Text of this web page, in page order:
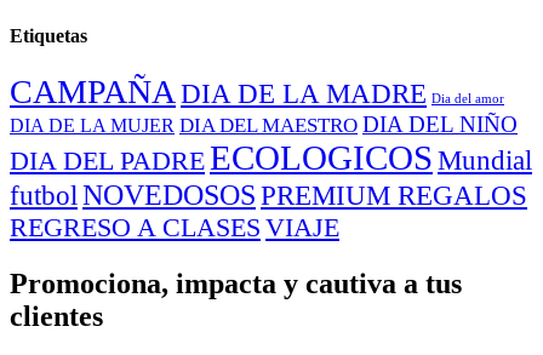
Etiquetas
CAMPAÑA DIA DE LA MADRE Dia del amor
DIA DE LA MUJER DIA DEL MAESTRO DIA DEL NIÑO
DIA DEL PADREECOLOGICOS Mundial
futbol NOVEDOSOSPREMIUM REGALOS
REGRESO A CLASES VIAJE
Promociona, impacta y cautiva a tus
clientes